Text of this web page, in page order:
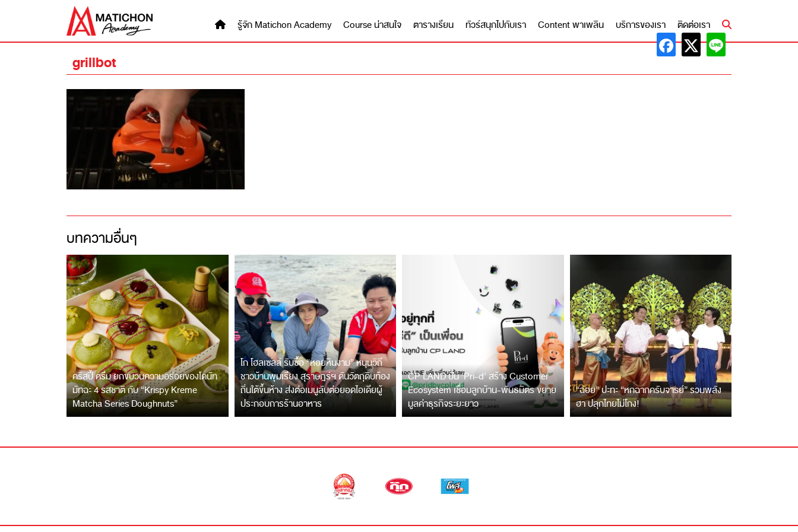
รู้จัก Matichon Academy Course น่าสนใจ ตารางเรียน ทัวร์สนุกไปกับเรา Content พาเพลิน บริการของเรา ติดต่อเรา
grillbot
บทความอื่นๆ
คริสปี้ ครีม ยกขบวนความอร่อยของโดนัท
มัทฉะ 4 รสชาติ กับ “Krispy Kreme
Matcha Series Doughnuts”
โก โฮลเซลล์ รับซื้อ “หอยหินงาม” หนุนวิถี
ชาวบ้านพุมเรียง สุราษฎร์ฯ ดันวัตถุดิบท้อง
ถิ่นใต้ขึ้นห้าง ส่งต่อเมนูลับต่อยอดไอเดียผู้
ประกอบการร้านอาหาร
CP LAND ปั้น ‘Pri-d’ สร้าง Customer
Ecosystem เชื่อมลูกบ้าน-พันธมิตร ขยาย
มูลค่าธุรกิจระยะยาว
“ฉ่อย” ปะทะ “หกฉากครับจารย์” รวมพลัง
ฮา ปลุกไทยไม่โกง!